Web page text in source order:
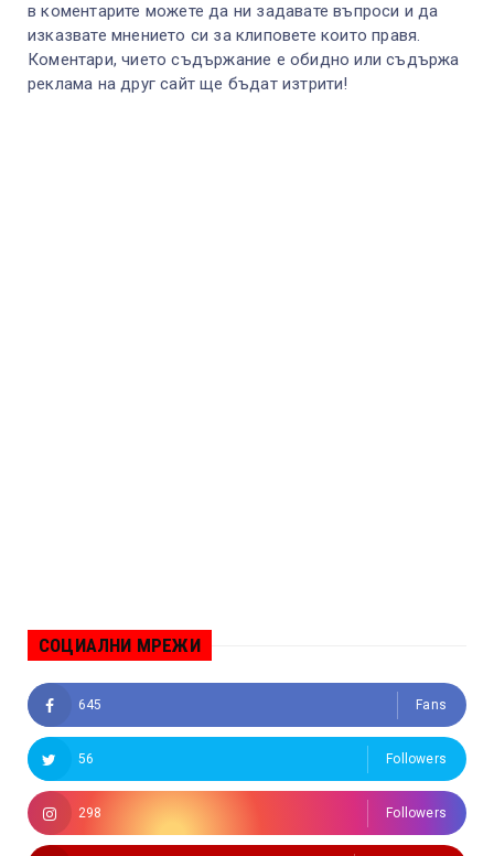
в коментарите можете да ни задавате въпроси и да
изказвате мнението си за клиповете които правя.
Коментари, чието съдържание е обидно или съдържа
реклама на друг сайт ще бъдат изтрити!
СОЦИАЛНИ МРЕЖИ
645 Fans
56 Followers
298 Followers